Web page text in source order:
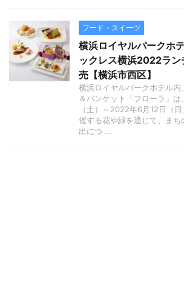
フード・スイーツ
横浜ロイヤルパークホ
ックレス横浜2022ラ
売【横浜市西区】
横浜ロイヤルパークホテル内
＆バンケット「フローラ」
（土）～2022年6月12日（
催する花や緑を通じて、まち
出につ ...